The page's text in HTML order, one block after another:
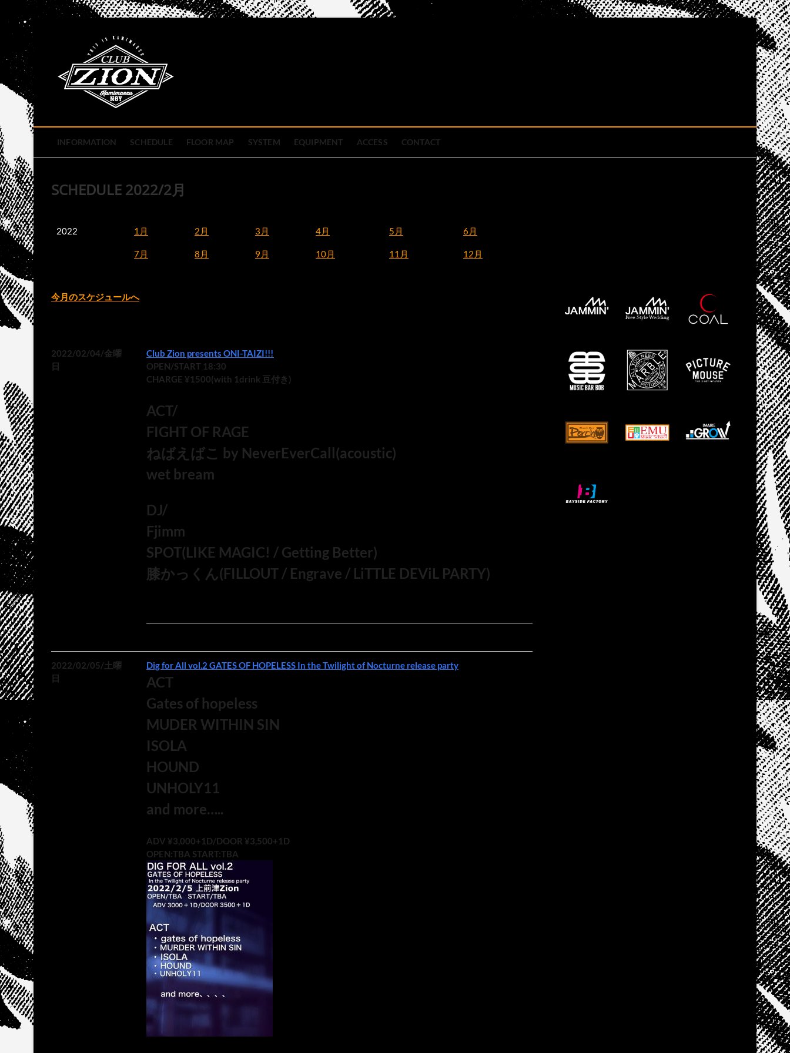
content
INFORMATION SCHEDULE FLOOR MAP SYSTEM EQUIPMENT ACCESS CONTACT
SCHEDULE 2022/2月
2022 1月 2月 3月 4月 5月 6月
7月 8月 9月 10月 11月 12月
今月のスケジュールへ
2022/02/04/金曜
日
Club Zion presents ONI-TAIZI!!!
OPEN/START 18:30
CHARGE ¥1500(with 1drink 豆付き)
ACT/
FIGHT OF RAGE
ねばえばこ by NeverEverCall(acoustic)
wet bream
DJ/
Fjimm
SPOT(LIKE MAGIC! / Getting Better)
膝かっくん(FILLOUT / Engrave / LiTTLE DEViL PARTY)
2022/02/05/土曜
日
Dig for All vol.2 GATES OF HOPELESS In the Twilight of Nocturne release party
ACT
Gates of hopeless
MUDER WITHIN SIN
ISOLA
HOUND
UNHOLY11
and more…..
ADV ¥3,000+1D/DOOR ¥3,500+1D
OPEN:TBA START:TBA